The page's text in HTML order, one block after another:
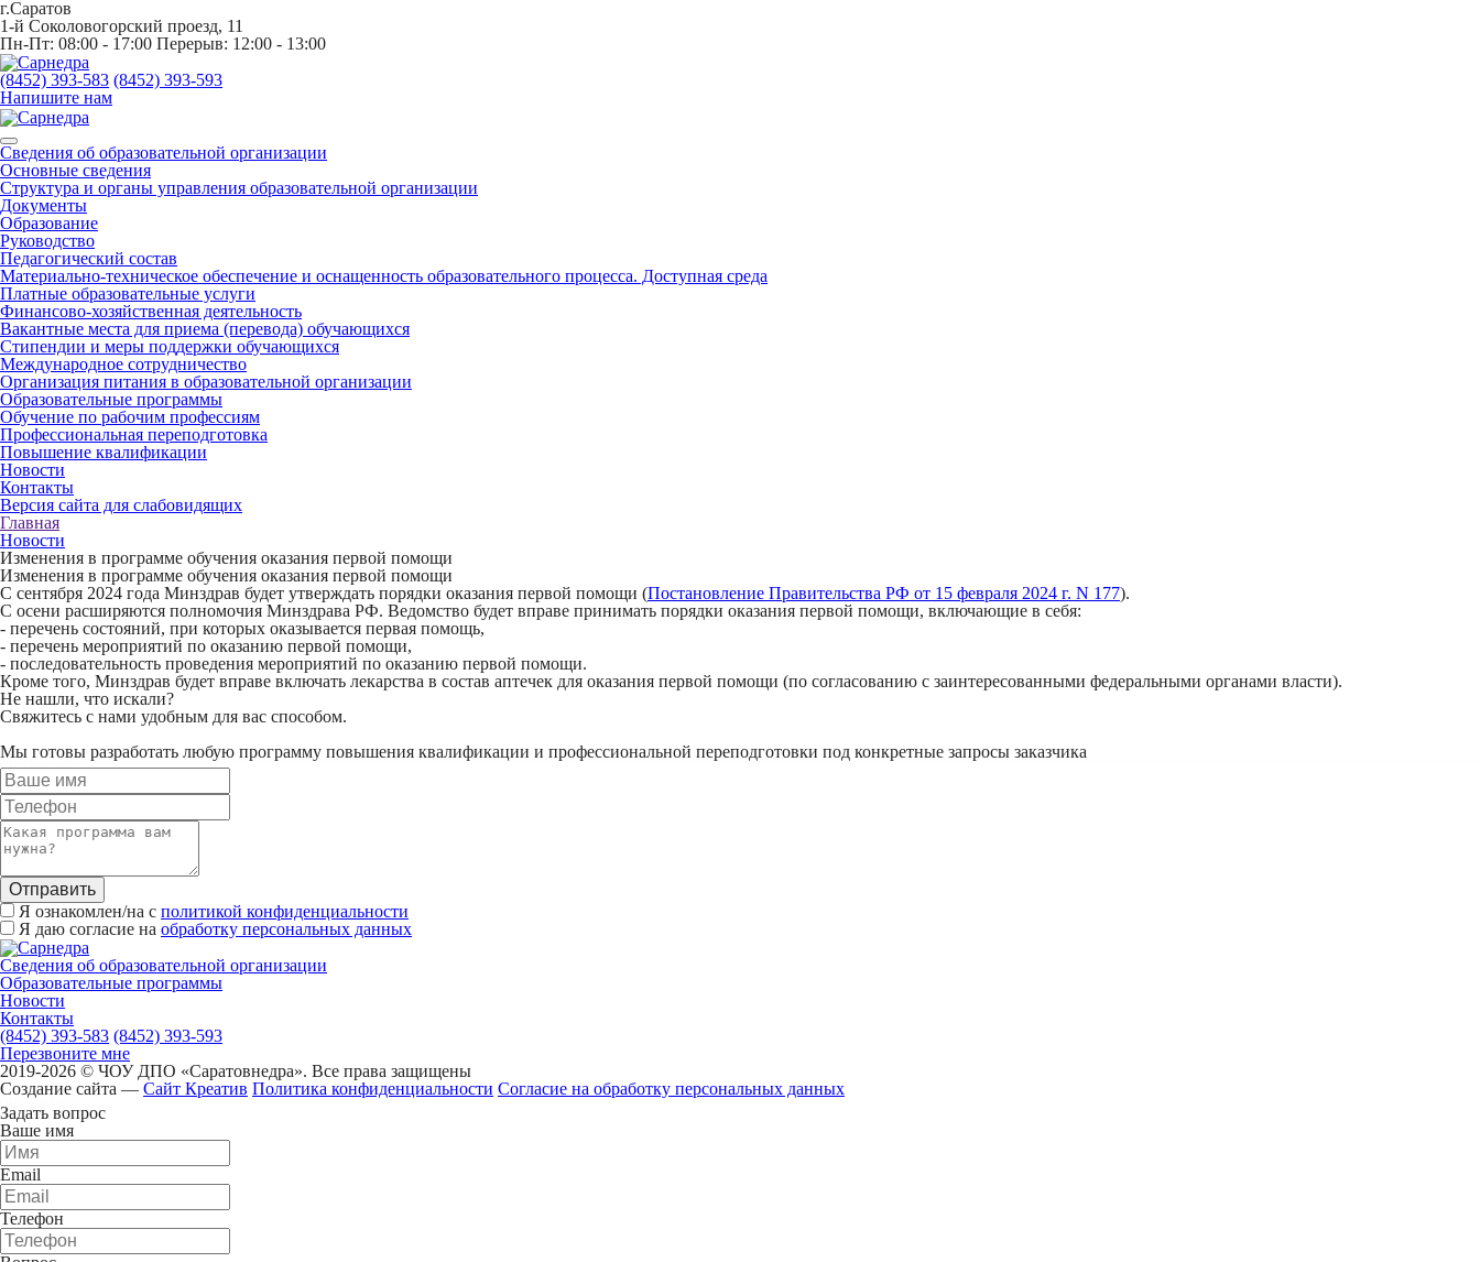
г.Саратов
1-й Соколовогорский проезд, 11
Пн-Пт: 08:00 - 17:00 Перерыв: 12:00 - 13:00
(8452) 393-583 (8452) 393-593
Напишите нам
Сведения об образовательной организации
Основные сведения
Структура и органы управления образовательной организации
Документы
Образование
Руководство
Педагогический состав
Материально-техническое обеспечение и оснащенность образовательного процесса. Доступная среда
Платные образовательные услуги
Финансово-хозяйственная деятельность
Вакантные места для приема (перевода) обучающихся
Стипендии и меры поддержки обучающихся
Международное сотрудничество
Организация питания в образовательной организации
Образовательные программы
Обучение по рабочим профессиям
Профессиональная переподготовка
Повышение квалификации
Новости
Контакты
Версия сайта для слабовидящих
Главная
Новости
Изменения в программе обучения оказания первой помощи
Изменения в программе обучения оказания первой помощи
С сентября 2024 года Минздрав будет утверждать порядки оказания первой помощи (Постановление Правительства РФ от 15 февраля 2024 г. N 177).
С осени расширяются полномочия Минздрава РФ. Ведомство будет вправе принимать порядки оказания первой помощи, включающие в себя:
- перечень состояний, при которых оказывается первая помощь,
- перечень мероприятий по оказанию первой помощи,
- последовательность проведения мероприятий по оказанию первой помощи.
Кроме того, Минздрав будет вправе включать лекарства в состав аптечек для оказания первой помощи (по согласованию с заинтересованными федеральными органами власти).
Не нашли, что искали?
Свяжитесь с нами удобным для вас способом.
Мы готовы разработать любую программу повышения квалификации и профессиональной переподготовки под конкретные запросы заказчика
Отправить
Я ознакомлен/на с политикой конфиденциальности
Я даю согласие на обработку персональных данных
Сведения об образовательной организации
Образовательные программы
Новости
Контакты
(8452) 393-583 (8452) 393-593
Перезвоните мне
2019-2026 © ЧОУ ДПО «Саратовнедра». Все права защищены
Создание сайта — Сайт Креатив Политика конфиденциальности Согласие на обработку персональных данных
Задать вопрос
Ваше имя
Email
Телефон